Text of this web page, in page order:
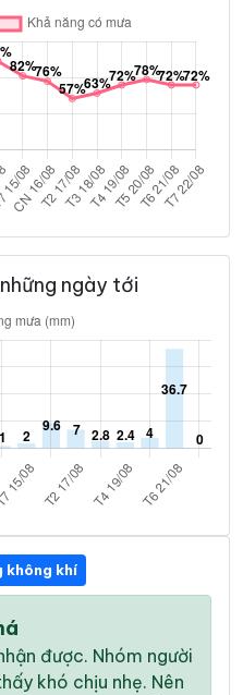
ngày tới
không khí
được. Nhóm người
khó chịu nhẹ. Nên